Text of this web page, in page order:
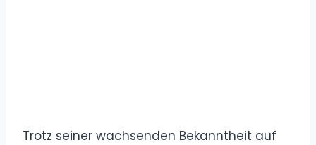
Trotz seiner wachsenden Bekanntheit auf